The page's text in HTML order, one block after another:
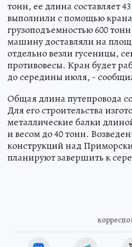
тонн, ее длина составляет
выполнили с помощью крана
грузоподъемностью 600
машину доставляли на
отдельно везли гусеницы,
противовесы. Кран будет
до середины июля, -
Общая длина путепровода
Для его строительства
металлические балки
и весом до 40 тонн.
конструкций над
планируют завершить к